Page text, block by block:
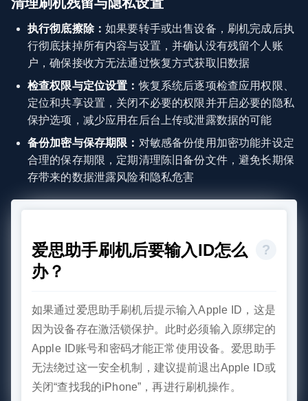
执行彻底擦除：如果要转手或出售设备，刷机完成后执
行彻底抹掉所有内容与设置，并确认没有残留个人账
户，确保接收方无法通过恢复方式获取旧数据
检查权限与定位设置：恢复系统后逐项检查应用权限、
定位和共享设置，关闭不必要的权限并开启必要的隐私
保护选项，减少应用在后台上传或泄露数据的可能
备份加密与保存期限： 对敏感备份使用加密功能并设定
合理的保存期限，定期清理陈旧备份文件，避免长期保
存带来的数据泄露风险和隐私危害
爱思助手刷机后要输入ID怎么
办？
如果通过爱思助手刷机后提示输入Apple ID，这是
因为设备存在激活锁保护。此时必须输入原绑定的
Apple ID账号和密码才能正常使用设备。爱思助手
无法绕过这一安全机制，建议提前退出Apple ID或
关闭“查找我的iPhone”，再进行刷机操作。